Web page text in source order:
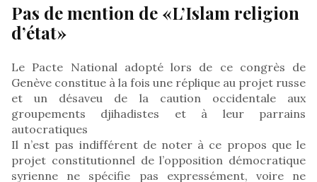
Pas de mention de «L’Islam religion
d’état»
Le Pacte National adopté lors de ce congrès de
Genève constitue à la fois une réplique au projet russe
et un désaveu de la caution occidentale aux
groupements djihadistes et à leur parrains
autocratiques
Il n’est pas indifférent de noter à ce propos que le
projet constitutionnel de l’opposition démocratique
syrienne ne spécifie pas expressément, voire ne